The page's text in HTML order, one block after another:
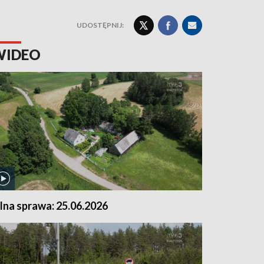
UDOSTĘPNIJ:
sprawa: 25.06.2026